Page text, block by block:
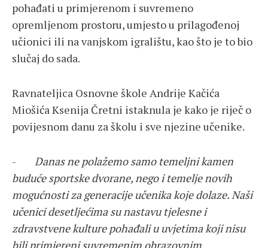
pohađati u primjerenom i suvremeno
opremljenom prostoru, umjesto u prilagođenoj
učionici ili na vanjskom igralištu, kao što je to bio
slučaj do sada.
Ravnateljica Osnovne škole Andrije Kačića
Miošića Ksenija Čretni istaknula je kako je riječ o
povijesnom danu za školu i sve njezine učenike.
- Danas ne polažemo samo temeljni kamen
buduće sportske dvorane, nego i temelje novih
mogućnosti za generacije učenika koje dolaze. Naši
učenici desetljećima su nastavu tjelesne i
zdravstvene kulture pohađali u uvjetima koji nisu
bili primjereni suvremenim obrazovnim